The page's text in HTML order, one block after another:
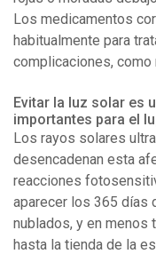
Los medicamentos
habitualmente para
complicaciones, como
Evitar la luz solar es
importantes para el
Los rayos solares
desencadenan esta
reacciones
aparecer los 365 días
nublados, y en menos
hasta la tienda de la